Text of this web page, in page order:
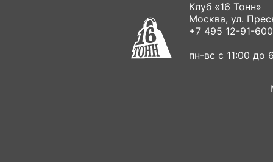
Клуб «16 Тонн»
Москва, ул.
+7 495 12-91-
пн-вс с 11:00 до